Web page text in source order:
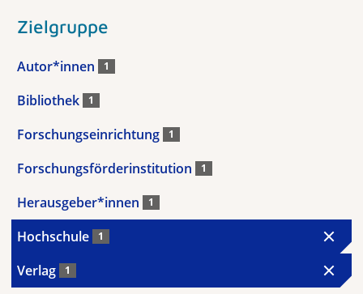
Zielgruppe
Autor*innen 1
Bibliothek 1
Forschungseinrichtung 1
Forschungsförderinstitution 1
Herausgeber*innen 1
Hochschule 1
Verlag 1